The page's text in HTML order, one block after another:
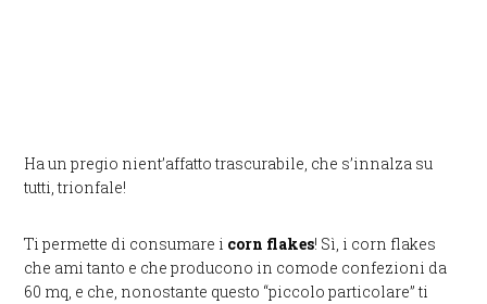
Ha un pregio nient’affatto trascurabile, che s’innalza su
tutti, trionfale!
Ti permette di consumare i corn flakes! Sì, i corn flakes
che ami tanto e che producono in comode confezioni da
60 mq, e che, nonostante questo “piccolo particolare” ti